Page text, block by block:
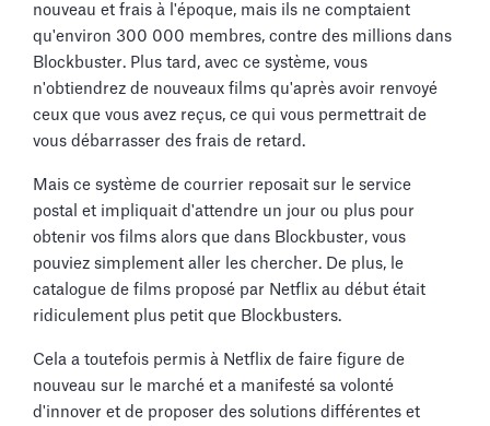
nouveau et frais à l'époque, mais ils ne comptaient
qu'environ 300 000 membres, contre des millions dans
Blockbuster. Plus tard, avec ce système, vous
n'obtiendrez de nouveaux films qu'après avoir renvoyé
ceux que vous avez reçus, ce qui vous permettrait de
vous débarrasser des frais de retard.
Mais ce système de courrier reposait sur le service
postal et impliquait d'attendre un jour ou plus pour
obtenir vos films alors que dans Blockbuster, vous
pouviez simplement aller les chercher. De plus, le
catalogue de films proposé par Netflix au début était
ridiculement plus petit que Blockbusters.
Cela a toutefois permis à Netflix de faire figure de
nouveau sur le marché et a manifesté sa volonté
d'innover et de proposer des solutions différentes et